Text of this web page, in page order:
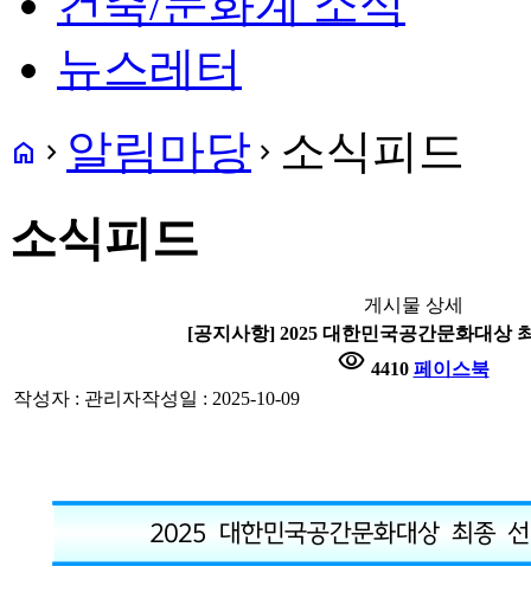
뉴스레터
home navigate_next 알림마당 navigate_next 소식피드
소식피드
게시물 상세
[공지사항] 2025 대한민국공간문화대상
visibility 4410 페이스북
작성자 : 관리자작성일 : 2025-10-09